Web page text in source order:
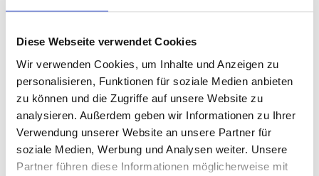
Diese Webseite verwendet Cookies
Wir verwenden Cookies, um Inhalte und Anzeigen zu
personalisieren, Funktionen für soziale Medien anbieten
zu können und die Zugriffe auf unsere Website zu
analysieren. Außerdem geben wir Informationen zu Ihrer
Verwendung unserer Website an unsere Partner für
soziale Medien, Werbung und Analysen weiter. Unsere
Partner führen diese Informationen möglicherweise mit
INFORMATIONEN
BEWERTUNGEN